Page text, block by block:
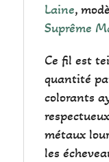
Laine,
Suprême
Ce fil est
quantité
colorants
métaux
les